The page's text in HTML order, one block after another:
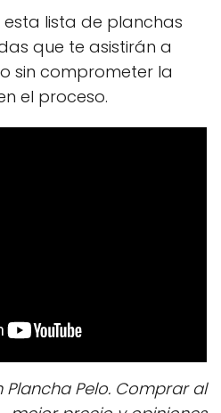
lista de planchas
que te asistirán a
sin comprometer la
el proceso.
Plancha Pelo. Comprar al